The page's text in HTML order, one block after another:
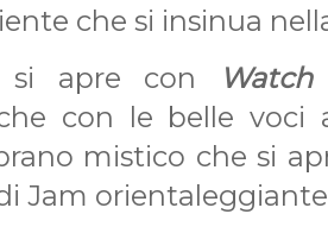
che si insinua
apre con
con le belle
mistico che si
Jam